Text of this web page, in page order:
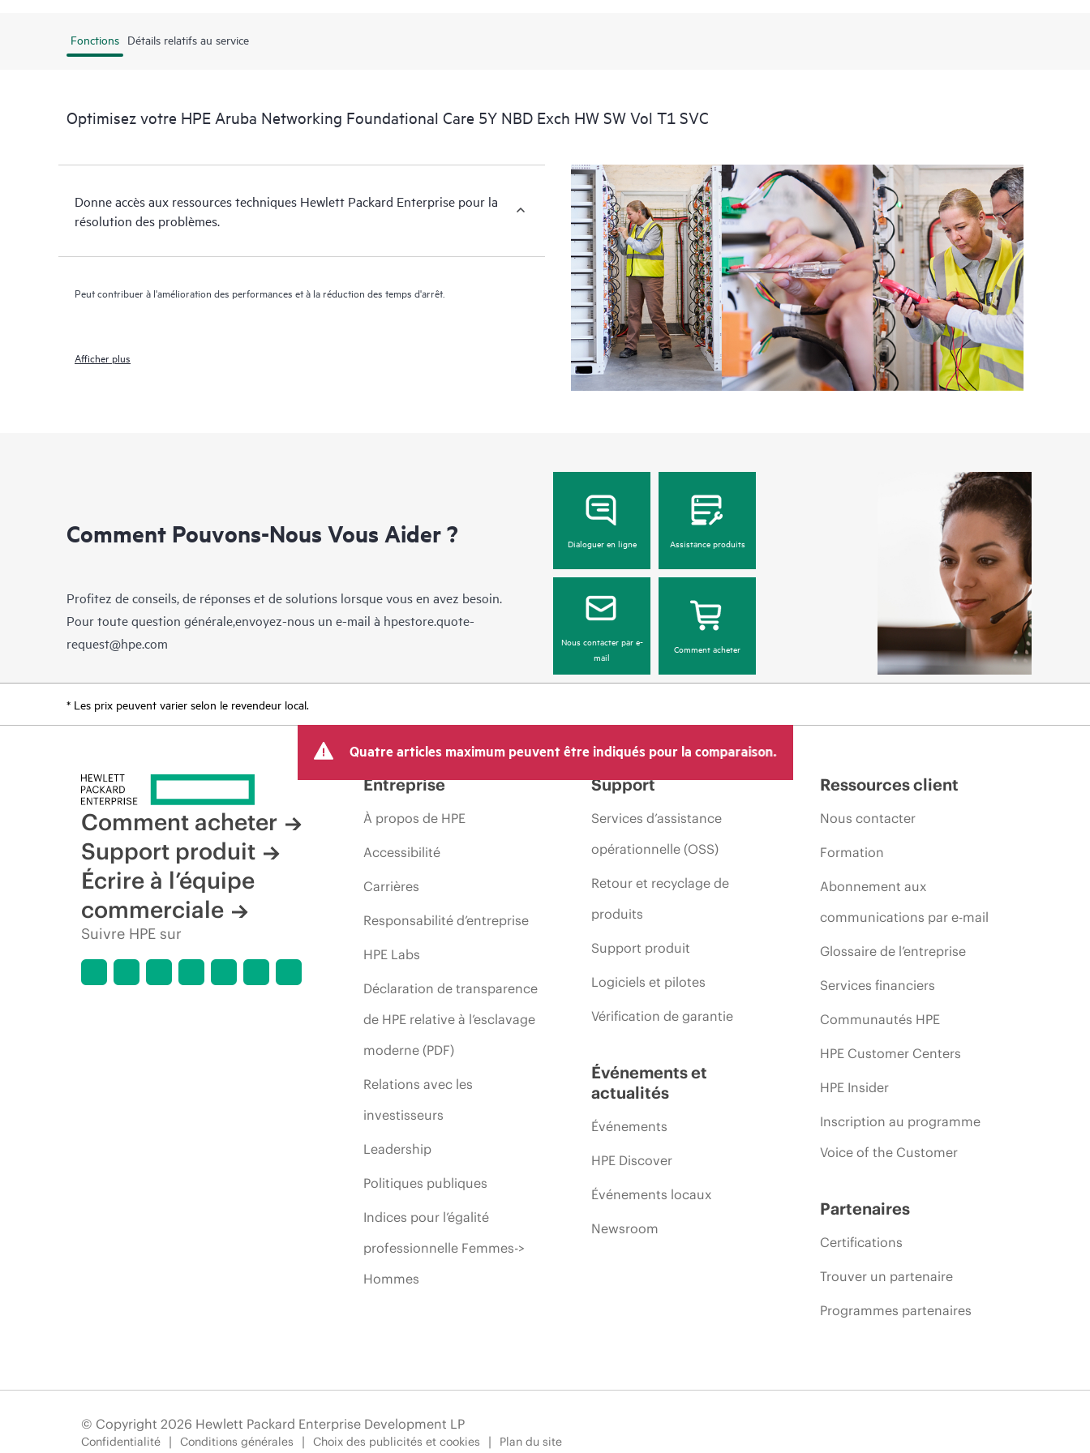
Fonctions Détails relatifs au service
Optimisez votre HPE Aruba Networking Foundational Care 5Y NBD Exch HW SW Vol T1 SVC
Donne accès aux ressources techniques Hewlett Packard Enterprise pour la
résolution des problèmes.
Peut contribuer à l'amélioration des performances et à la réduction des temps d'arrêt.
Afficher plus
Comment Pouvons-Nous Vous Aider ?
Profitez de conseils, de réponses et de solutions lorsque vous en avez besoin.
Pour toute question générale,envoyez-nous un e-mail à hpestore.quote-
request@hpe.com
Dialoguer en ligne Assistance produits
Nous contacter par e-
mail
Comment acheter
* Les prix peuvent varier selon le revendeur local.
Quatre articles maximum peuvent être indiqués pour la comparaison.
Comment acheter
Support produit
Écrire à l’équipe
commerciale
Suivre HPE sur
Entreprise
À propos de HPE
Accessibilité
Carrières
Responsabilité d’entreprise
HPE Labs
Déclaration de transparence
de HPE relative à l’esclavage
moderne (PDF)
Relations avec les
investisseurs
Leadership
Politiques publiques
Indices pour l’égalité
professionnelle Femmes->
Hommes
Support
Services d’assistance
opérationnelle (OSS)
Retour et recyclage de
produits
Support produit
Logiciels et pilotes
Vérification de garantie
Événements et
actualités
Événements
HPE Discover
Événements locaux
Newsroom
Ressources client
Nous contacter
Formation
Abonnement aux
communications par e-mail
Glossaire de l’entreprise
Services financiers
Communautés HPE
HPE Customer Centers
HPE Insider
Inscription au programme
Voice of the Customer
Partenaires
Certifications
Trouver un partenaire
Programmes partenaires
© Copyright 2026 Hewlett Packard Enterprise Development LP
Confidentialité Conditions générales Choix des publicités et cookies Plan du site